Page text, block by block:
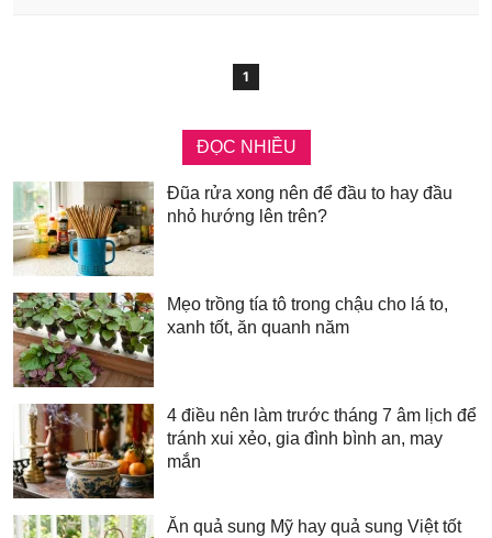
1
ĐỌC NHIỀU
Đũa rửa xong nên để đầu to hay đầu
nhỏ hướng lên trên?
Mẹo trồng tía tô trong chậu cho lá to,
xanh tốt, ăn quanh năm
4 điều nên làm trước tháng 7 âm lịch để
tránh xui xẻo, gia đình bình an, may
mắn
Ăn quả sung Mỹ hay quả sung Việt tốt